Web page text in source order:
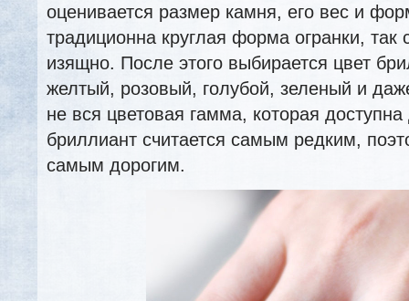
оценивается размер камня, его вес и
традиционна круглая форма огранки, так
изящно. После этого выбирается цвет
желтый, розовый, голубой, зеленый и
не вся цветовая гамма, которая
бриллиант считается самым редким,
самым дорогим.